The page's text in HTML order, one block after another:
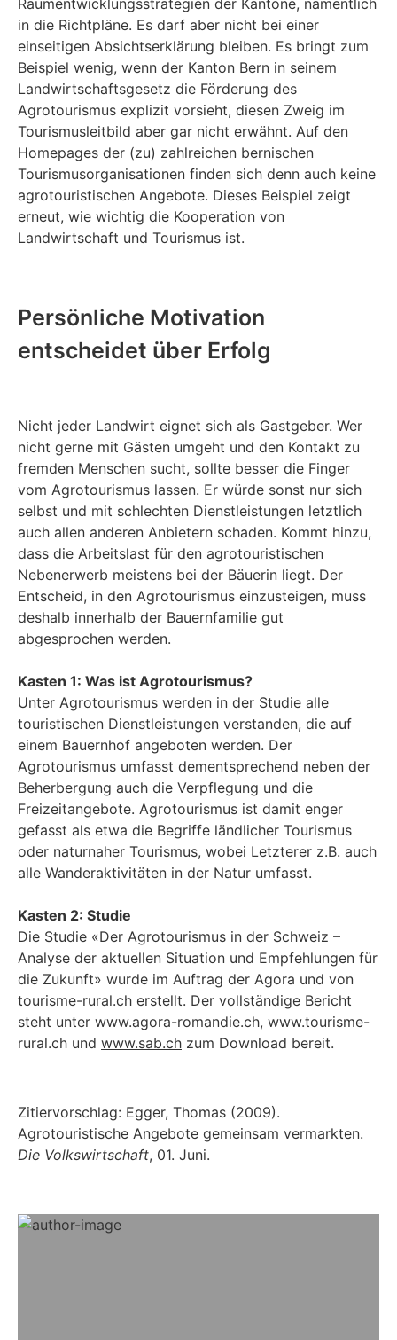
Raumentwicklungsstrategien der Kantone, namentlich
in die Richtpläne. Es darf aber nicht bei einer
einseitigen Absichtserklärung bleiben. Es bringt zum
Beispiel wenig, wenn der Kanton Bern in seinem
Landwirtschaftsgesetz die Förderung des
Agrotourismus explizit vorsieht, diesen Zweig im
Tourismusleitbild aber gar nicht erwähnt. Auf den
Homepages der (zu) zahlreichen bernischen
Tourismusorganisationen finden sich denn auch keine
agrotouristischen Angebote. Dieses Beispiel zeigt
erneut, wie wichtig die Kooperation von
Landwirtschaft und Tourismus ist.
Persönliche Motivation
entscheidet über Erfolg
Nicht jeder Landwirt eignet sich als Gastgeber. Wer
nicht gerne mit Gästen umgeht und den Kontakt zu
fremden Menschen sucht, sollte besser die Finger
vom Agrotourismus lassen. Er würde sonst nur sich
selbst und mit schlechten Dienstleistungen letztlich
auch allen anderen Anbietern schaden. Kommt hinzu,
dass die Arbeitslast für den agrotouristischen
Nebenerwerb meistens bei der Bäuerin liegt. Der
Entscheid, in den Agrotourismus einzusteigen, muss
deshalb innerhalb der Bauernfamilie gut
abgesprochen werden.
Kasten 1: Was ist Agrotourismus?
Unter Agrotourismus werden in der Studie alle
touristischen Dienstleistungen verstanden, die auf
einem Bauernhof angeboten werden. Der
Agrotourismus umfasst dementsprechend neben der
Beherbergung auch die Verpflegung und die
Freizeitangebote. Agrotourismus ist damit enger
gefasst als etwa die Begriffe ländlicher Tourismus
oder naturnaher Tourismus, wobei Letzterer z.B. auch
alle Wanderaktivitäten in der Natur umfasst.
Kasten 2: Studie
Die Studie «Der Agrotourismus in der Schweiz –
Analyse der aktuellen Situation und Empfehlungen für
die Zukunft» wurde im Auftrag der Agora und von
tourisme-rural.ch erstellt. Der vollständige Bericht
steht unter www.agora-romandie.ch, www.tourisme-
rural.ch und www.sab.ch zum Download bereit.
Zitiervorschlag: Egger, Thomas (2009).
Agrotouristische Angebote gemeinsam vermarkten.
Die Volkswirtschaft, 01. Juni.